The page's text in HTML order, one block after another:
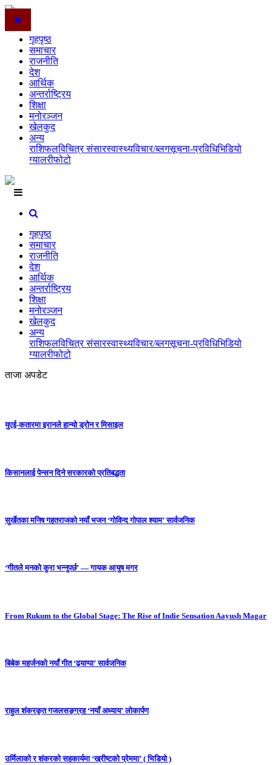
गृहपृष्ठ
समाचार
राजनीति
देश
आर्थिक
अन्तर्राष्ट्रिय
शिक्षा
मनोरञ्जन
खेलकुद
अन्य
राशिफलविचित्र संसारस्वास्थ्यविचार/ब्लगसूचना-प्रविधिभिडियो
ग्यालरीफोटो
गृहपृष्ठ
समाचार
राजनीति
देश
आर्थिक
अन्तर्राष्ट्रिय
शिक्षा
मनोरञ्जन
खेलकुद
अन्य
राशिफलविचित्र संसारस्वास्थ्यविचार/ब्लगसूचना-प्रविधिभिडियो
ग्यालरीफोटो
ताजा अपडेट
युएई-कतारमा इरानले हान्यो ड्रोन र मिसाइल
किसानलाई पेन्सन दिने सरकारको प्रतिबद्धता
सुर्खेतका मनिष गहतराजको नयाँ भजन ‘गोविन्द गोपाल श्याम’ सार्वजनिक
‘गीतले मनको कुरा भन्नुपर्छ’ — गायक आयुष मगर
From Rukum to the Global Stage: The Rise of Indie Sensation Aayush Magar
बिबेक महर्जनको नयाँ गीत ‘ढ्याप्पा’ सार्वजनिक
राहुल शंकरकृत गजलसङ्ग्रह ‘नयाँ अध्याय’ लोकार्पण
उर्मिलाको र शंकरको सहकार्यमा ‘ख्रीष्टको प्रेममा’ ( भिडियो )